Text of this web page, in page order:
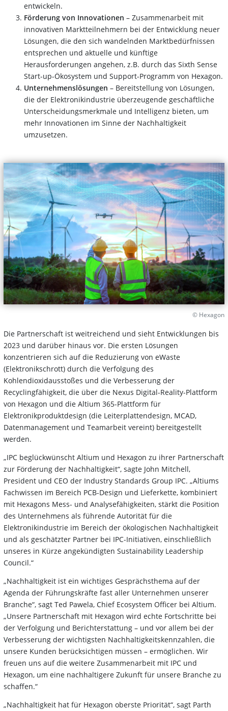
entwickeln.
Förderung von Innovationen – Zusammenarbeit mit
innovativen Marktteilnehmern bei der Entwicklung neuer
Lösungen, die den sich wandelnden Marktbedürfnissen
entsprechen und aktuelle und künftige
Herausforderungen angehen, z.B. durch das Sixth Sense
Start-up-Ökosystem und Support-Programm von Hexagon.
Unternehmenslösungen – Bereitstellung von Lösungen,
die der Elektronikindustrie überzeugende geschäftliche
Unterscheidungsmerkmale und Intelligenz bieten, um
mehr Innovationen im Sinne der Nachhaltigkeit
umzusetzen.
© Hexagon
Die Partnerschaft ist weitreichend und sieht Entwicklungen bis
2023 und darüber hinaus vor. Die ersten Lösungen
konzentrieren sich auf die Reduzierung von eWaste
(Elektronikschrott) durch die Verfolgung des
Kohlendioxidausstoßes und die Verbesserung der
Recyclingfähigkeit, die über die Nexus Digital-Reality-Plattform
von Hexagon und die Altium 365-Plattform für
Elektronikproduktdesign (die Leiterplattendesign, MCAD,
Datenmanagement und Teamarbeit vereint) bereitgestellt
werden.
„IPC beglückwünscht Altium und Hexagon zu ihrer Partnerschaft
zur Förderung der Nachhaltigkeit“, sagte John Mitchell,
President und CEO der Industry Standards Group IPC. „Altiums
Fachwissen im Bereich PCB-Design und Lieferkette, kombiniert
mit Hexagons Mess- und Analysefähigkeiten, stärkt die Position
des Unternehmens als führende Autorität für die
Elektronikindustrie im Bereich der ökologischen Nachhaltigkeit
und als geschätzter Partner bei IPC-Initiativen, einschließlich
unseres in Kürze angekündigten Sustainability Leadership
Council.“
„Nachhaltigkeit ist ein wichtiges Gesprächsthema auf der
Agenda der Führungskräfte fast aller Unternehmen unserer
Branche“, sagt Ted Pawela, Chief Ecosystem Officer bei Altium.
„Unsere Partnerschaft mit Hexagon wird echte Fortschritte bei
der Verfolgung und Berichterstattung – und vor allem bei der
Verbesserung der wichtigsten Nachhaltigkeitskennzahlen, die
unsere Kunden berücksichtigen müssen – ermöglichen. Wir
freuen uns auf die weitere Zusammenarbeit mit IPC und
Hexagon, um eine nachhaltigere Zukunft für unsere Branche zu
schaffen.“
„Nachhaltigkeit hat für Hexagon oberste Priorität“, sagt Parth